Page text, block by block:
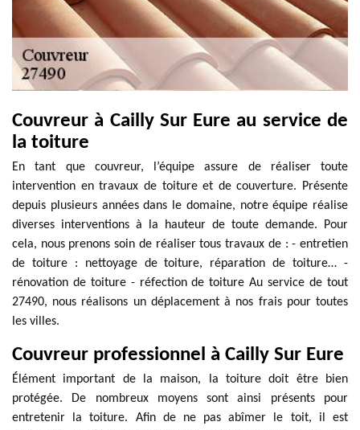
Couvreur à Cailly Sur Eure au service de
la toiture
En tant que couvreur, l’équipe assure de réaliser toute
intervention en travaux de toiture et de couverture. Présente
depuis plusieurs années dans le domaine, notre équipe réalise
diverses interventions à la hauteur de toute demande. Pour
cela, nous prenons soin de réaliser tous travaux de : - entretien
de toiture : nettoyage de toiture, réparation de toiture… -
rénovation de toiture - réfection de toiture Au service de tout
27490, nous réalisons un déplacement à nos frais pour toutes
les villes.
Couvreur professionnel à Cailly Sur Eure
Élément important de la maison, la toiture doit être bien
protégée. De nombreux moyens sont ainsi présents pour
entretenir la toiture. Afin de ne pas abîmer le toit, il est